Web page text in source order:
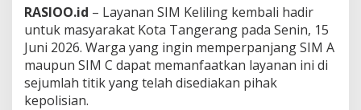
RASIOO.id – Layanan SIM Keliling kembali hadir
untuk masyarakat Kota Tangerang pada Senin, 15
Juni 2026. Warga yang ingin memperpanjang SIM A
maupun SIM C dapat memanfaatkan layanan ini di
sejumlah titik yang telah disediakan pihak
kepolisian.